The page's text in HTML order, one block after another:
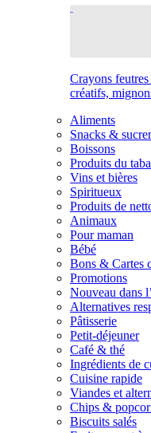
Crayons
créatifs,
Aliments
Snacks &
Boissons
Produits du
Vins et bières
Spiritueux
Produits de
Animaux
Pour maman
Bébé
Bons & Cartes
Promotions
Nouveau dans
Alternatives
Pâtisserie
Petit-déjeuner
Café & thé
Ingrédients de
Cuisine rapide
Viandes et
Chips &
Biscuits salés